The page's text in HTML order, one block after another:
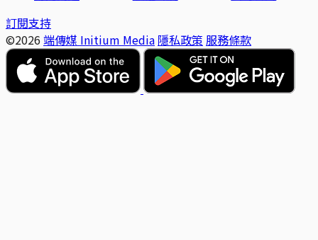
訂閱支持
©2026 端傳媒 Initium Media 隱私政策 服務條款